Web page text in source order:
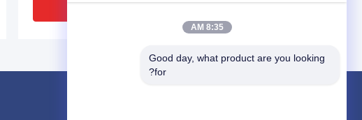
افضل سعر افضل سعر
8:35 AM
Good day, what product are you looking
for?